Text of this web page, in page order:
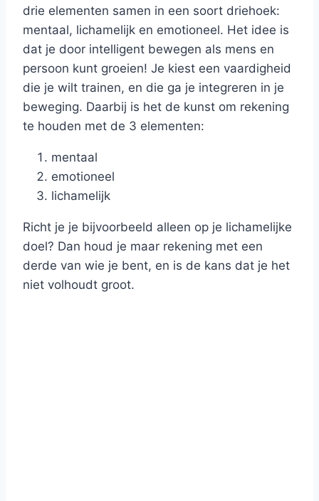
drie elementen samen in een soort driehoek:
mentaal, lichamelijk en emotioneel. Het idee is
dat je door intelligent bewegen als mens en
persoon kunt groeien! Je kiest een vaardigheid
die je wilt trainen, en die ga je integreren in je
beweging. Daarbij is het de kunst om rekening
te houden met de 3 elementen:
mentaal
emotioneel
lichamelijk
Richt je je bijvoorbeeld alleen op je lichamelijke
doel? Dan houd je maar rekening met een
derde van wie je bent, en is de kans dat je het
niet volhoudt groot.